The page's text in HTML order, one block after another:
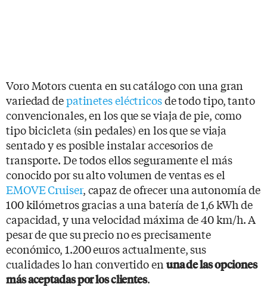
Voro Motors cuenta en su catálogo con una gran
variedad depatinetes eléctricosde todo tipo, tanto
convencionales, en los que se viaja de pie, como
tipo bicicleta (sin pedales) en los que se viaja
sentado y es posible instalar accesorios de
transporte. De todos ellos seguramente el más
conocido por su alto volumen de ventas es el
EMOVE Cruiser, capaz de ofrecer una autonomía de
100 kilómetros gracias a una batería de 1,6 kWh de
capacidad, y una velocidad máxima de 40 km/h. A
pesar de que su precio no es precisamente
económico, 1.200 euros actualmente, sus
cualidades lo han convertido en una de las opciones
más aceptadas por los clientes.